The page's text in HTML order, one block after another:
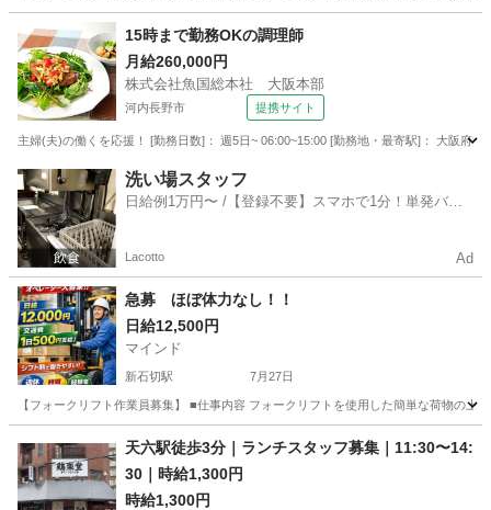
大阪 東大阪市 新石切駅 フォークリフト
15時まで勤務OKの調理師
月給260,000円
株式会社魚国総本社 大阪本部
河内長野市 提携サイト
主婦(夫)の働くを応援！ [勤務日数]： 週5日~ 06:00~15:00 [勤務地・最寄駅]： 大阪府
大阪 河内長野市 キッチン
洗い場スタッフ
日給例1万円〜 /【登録不要】スマホで1分！単発バイ
Lacotto Ad
急募 ほぼ体力なし！！
日給12,500円
マインド
新石切駅 7月27日
【フォークリフト作業員募集】 ■仕事内容 フォークリフトを使用した簡単な荷物の
新石切駅 飲食 フォークリフト
天六駅徒歩3分｜ランチスタッフ募集｜11:30〜14:
30｜時給1,300円
時給1,300円